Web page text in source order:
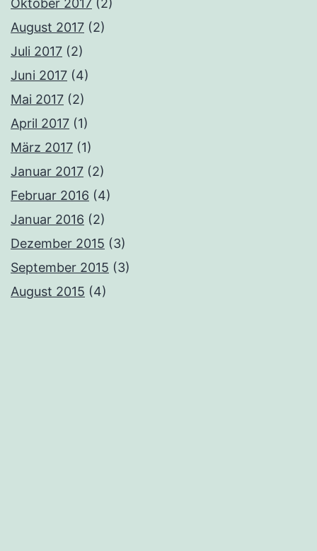
August 2017 (2)
Juli 2017 (2)
Juni 2017 (4)
Mai 2017 (2)
April 2017 (1)
März 2017 (1)
Januar 2017 (2)
Februar 2016 (4)
Januar 2016 (2)
Dezember 2015 (3)
September 2015 (3)
August 2015 (4)